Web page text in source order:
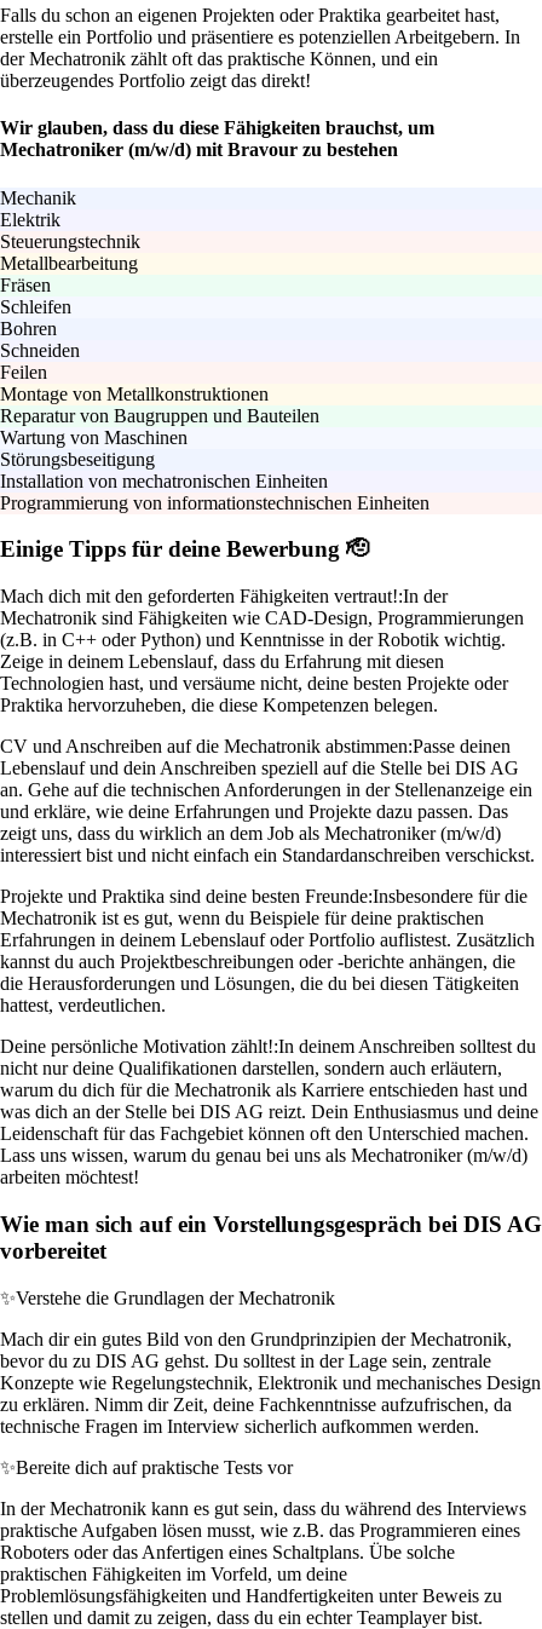
Falls du schon an eigenen Projekten oder Praktika gearbeitet hast,
erstelle ein Portfolio und präsentiere es potenziellen Arbeitgebern. In
der Mechatronik zählt oft das praktische Können, und ein
überzeugendes Portfolio zeigt das direkt!
Wir glauben, dass du diese Fähigkeiten brauchst, um
Mechatroniker (m/w/d) mit Bravour zu bestehen
Mechanik
Elektrik
Steuerungstechnik
Metallbearbeitung
Fräsen
Schleifen
Bohren
Schneiden
Feilen
Montage von Metallkonstruktionen
Reparatur von Baugruppen und Bauteilen
Wartung von Maschinen
Störungsbeseitigung
Installation von mechatronischen Einheiten
Programmierung von informationstechnischen Einheiten
Einige Tipps für deine Bewerbung 🫡
Mach dich mit den geforderten Fähigkeiten vertraut!:In der
Mechatronik sind Fähigkeiten wie CAD-Design, Programmierungen
(z.B. in C++ oder Python) und Kenntnisse in der Robotik wichtig.
Zeige in deinem Lebenslauf, dass du Erfahrung mit diesen
Technologien hast, und versäume nicht, deine besten Projekte oder
Praktika hervorzuheben, die diese Kompetenzen belegen.
CV und Anschreiben auf die Mechatronik abstimmen:Passe deinen
Lebenslauf und dein Anschreiben speziell auf die Stelle bei DIS AG
an. Gehe auf die technischen Anforderungen in der Stellenanzeige ein
und erkläre, wie deine Erfahrungen und Projekte dazu passen. Das
zeigt uns, dass du wirklich an dem Job als Mechatroniker (m/w/d)
interessiert bist und nicht einfach ein Standardanschreiben verschickst.
Projekte und Praktika sind deine besten Freunde:Insbesondere für die
Mechatronik ist es gut, wenn du Beispiele für deine praktischen
Erfahrungen in deinem Lebenslauf oder Portfolio auflistest. Zusätzlich
kannst du auch Projektbeschreibungen oder -berichte anhängen, die
die Herausforderungen und Lösungen, die du bei diesen Tätigkeiten
hattest, verdeutlichen.
Deine persönliche Motivation zählt!:In deinem Anschreiben solltest du
nicht nur deine Qualifikationen darstellen, sondern auch erläutern,
warum du dich für die Mechatronik als Karriere entschieden hast und
was dich an der Stelle bei DIS AG reizt. Dein Enthusiasmus und deine
Leidenschaft für das Fachgebiet können oft den Unterschied machen.
Lass uns wissen, warum du genau bei uns als Mechatroniker (m/w/d)
arbeiten möchtest!
Wie man sich auf ein Vorstellungsgespräch bei DIS AG
vorbereitet
✨Verstehe die Grundlagen der Mechatronik
Mach dir ein gutes Bild von den Grundprinzipien der Mechatronik,
bevor du zu DIS AG gehst. Du solltest in der Lage sein, zentrale
Konzepte wie Regelungstechnik, Elektronik und mechanisches Design
zu erklären. Nimm dir Zeit, deine Fachkenntnisse aufzufrischen, da
technische Fragen im Interview sicherlich aufkommen werden.
✨Bereite dich auf praktische Tests vor
In der Mechatronik kann es gut sein, dass du während des Interviews
praktische Aufgaben lösen musst, wie z.B. das Programmieren eines
Roboters oder das Anfertigen eines Schaltplans. Übe solche
praktischen Fähigkeiten im Vorfeld, um deine
Problemlösungsfähigkeiten und Handfertigkeiten unter Beweis zu
stellen und damit zu zeigen, dass du ein echter Teamplayer bist.